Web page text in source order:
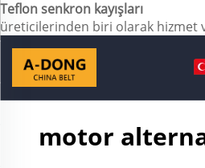
Teflon senkron kayışları
üreticilerinden biri olarak hizmet
motor